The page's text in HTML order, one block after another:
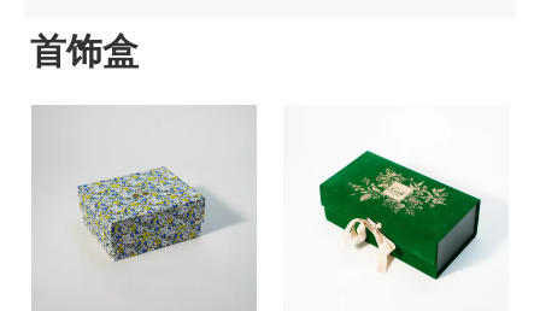
首饰盒